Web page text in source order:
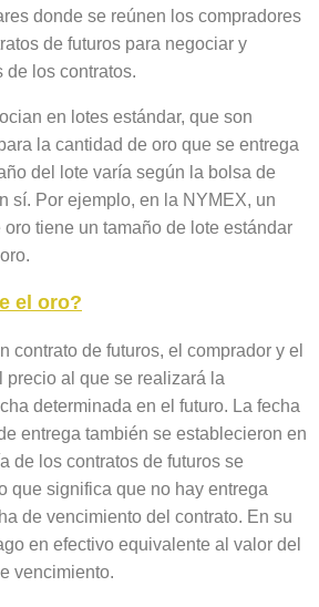
donde se reúnen los compradores
de futuros para negociar y
de los contratos.
en lotes estándar, que son
la cantidad de oro que se entrega
del lote varía según la bolsa de
sí. Por ejemplo, en la NYMEX, un
tiene un tamaño de lote estándar
el oro?
contrato de futuros, el comprador y el
precio al que se realizará la
determinada en el futuro. La fecha
entrega también se establecieron en
de los contratos de futuros se
que significa que no hay entrega
de vencimiento del contrato. En su
en efectivo equivalente al valor del
vencimiento.